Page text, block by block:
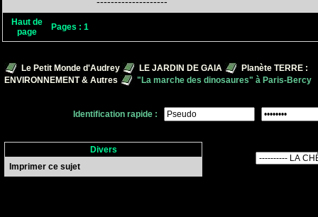
Haut de
page
Pages : 1
Le Petit Monde d'Audrey LE JARDIN DE GAIA
Planète TERRE :
ENVIRONNEMENT & Autres
"La marche des dinosaures" à Paris-Bercy
Identification rapide :
Divers
Imprimer ce sujet